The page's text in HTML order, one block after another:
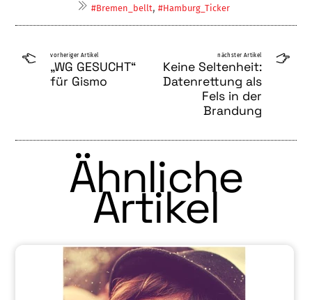
#Bremen_bellt,#Hamburg_Ticker
vorheriger Artikel
„WG GESUCHT“
für Gismo
nächster Artikel
Keine Seltenheit:
Datenrettung als
Fels in der
Brandung
Ähnliche
Artikel